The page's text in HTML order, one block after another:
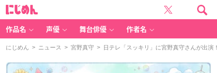
作品名 声優 舞台俳優 作者名
にじめん > ニュース > 宮野真守 > 日テレ「スッキリ」に宮野真守さんが出演